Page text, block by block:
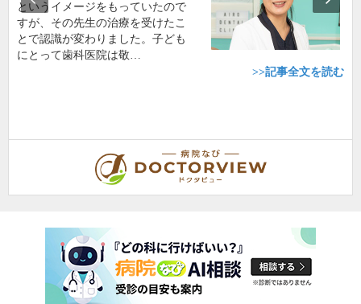
というイメージをもっていたので
すが、その先生の治療を受けたこ
とで認識が変わりました。子ども
にとって歯科医院は敬…
>>記事全文を読む